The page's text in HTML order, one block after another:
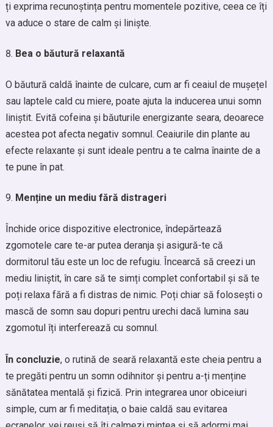
ți exprima recunoștința pentru momentele pozitive, ceea ce îți
va aduce o stare de calm și liniște.
Bea o băutură relaxantă
O băutură caldă înainte de culcare, cum ar fi ceaiul de mușețel
sau laptele cald cu miere, poate ajuta la inducerea unui somn
liniștit. Evită cofeina și băuturile energizante seara, deoarece
acestea pot afecta negativ somnul. Ceaiurile din plante au
efecte relaxante și sunt ideale pentru a te calma înainte de a
te pune în pat.
Menține un mediu fără distrageri
Închide orice dispozitive electronice, îndepărtează
zgomotele care te-ar putea deranja și asigură-te că
dormitorul tău este un loc de refugiu. Încearcă să creezi un
mediu liniștit, în care să te simți complet confortabil și să te
poți relaxa fără a fi distras de nimic. Poți chiar să folosești o
mască de somn sau dopuri pentru urechi dacă lumina sau
zgomotul îți interferează cu somnul.
În concluzie, o rutină de seară relaxantă este cheia pentru a
te pregăti pentru un somn odihnitor și pentru a-ți menține
sănătatea mentală și fizică. Prin integrarea unor obiceiuri
simple, cum ar fi meditația, o baie caldă sau evitarea